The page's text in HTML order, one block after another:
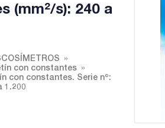
(mm²/s): 240 a
con constantes
con constantes. Serie nº:
1.200